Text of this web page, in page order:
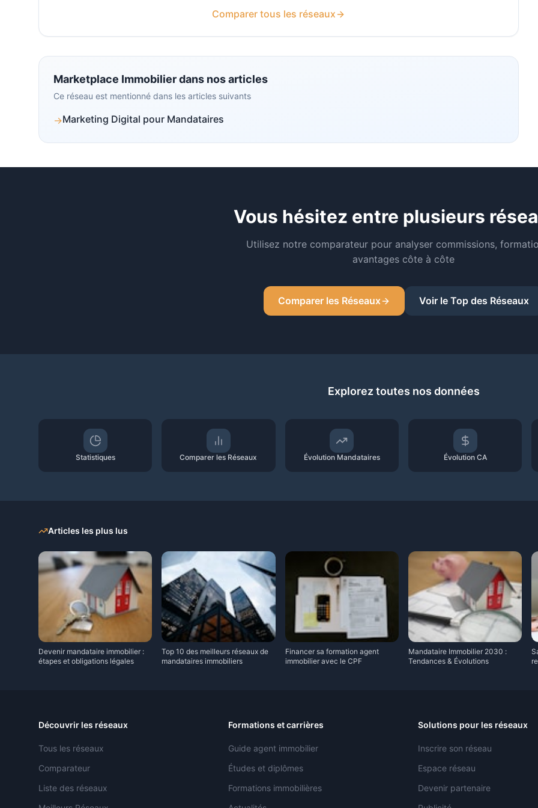
Comparer tous les réseaux
Marketplace Immobilierdans nos articles
Ce réseau est mentionné dans les articles suivants
→Marketing Digital pour Mandataires
Vous hésitez entre plusieurs
Utilisez notre comparateur pour analyser commissions,
avantages côte à côte
Comparer les Réseaux Voir le Top des Réseaux
Explorez toutes nos données
Statistiques Comparer les Réseaux Évolution Mandataires Évolution CA
Articles les plus lus
Devenir mandataire immobilier :
étapes et obligations légales
Top 10 des meilleurs réseaux de
mandataires immobiliers
Financer sa formation agent
immobilier avec le CPF
Mandataire Immobilier 2030 :
Tendances & Évolutions
Découvrir les réseaux
Tous les réseaux
Comparateur
Liste des réseaux
Formations et carrières
Guide agent immobilier
Études et diplômes
Formations immobilières
Solutions pour les réseaux
Inscrire son réseau
Espace réseau
Devenir partenaire